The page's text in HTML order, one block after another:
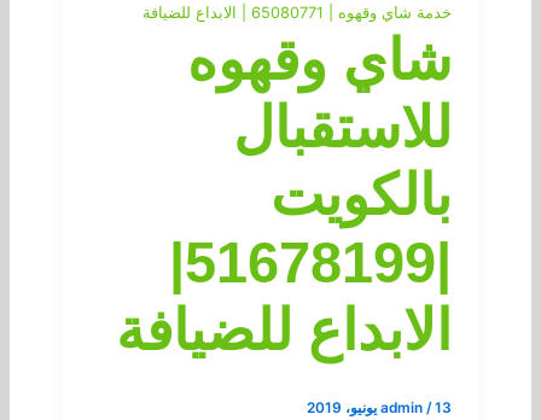
خدمة شاي وقهوه | 65080771 | الابداع للضيافة
شاي وقهوه
للاستقبال
بالكويت
|51678199|
الابداع للضيافة
admin /13 يونيو، 2019